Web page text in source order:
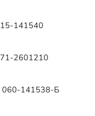
15-141540
71-2601210
060-141538-Б